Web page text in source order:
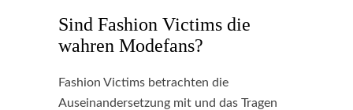
Sind Fashion Victims die
wahren Modefans?
Fashion Victims betrachten die
Auseinandersetzung mit und das Tragen